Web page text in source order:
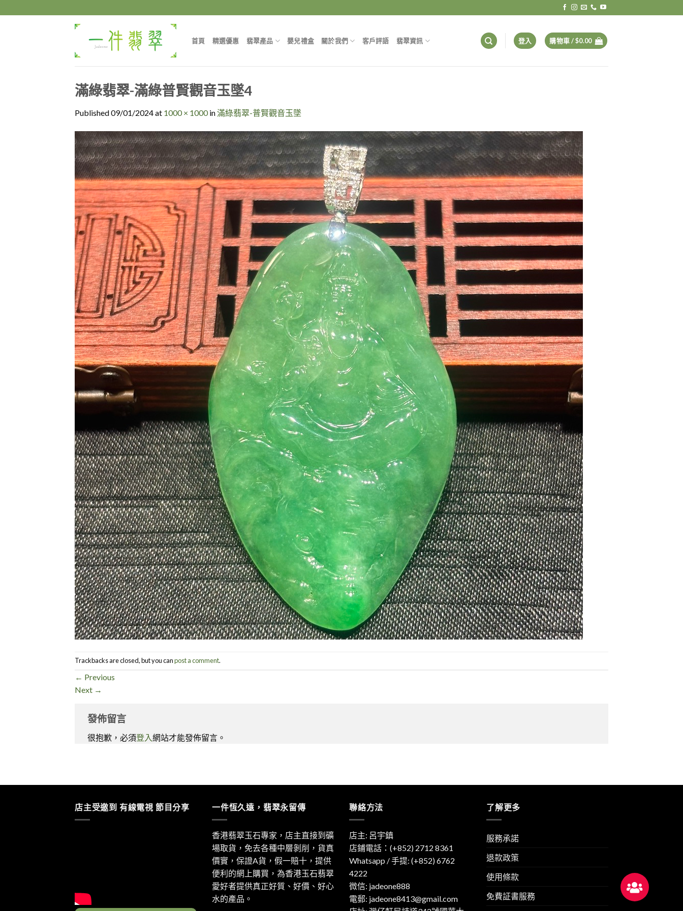
to
首頁 精選優惠 翡翠產品 嬰兒禮盒 關於我們 客戶評語 翡翠資訊 登入 購物車 /$0.00
滿綠翡翠-滿綠普賢觀音玉墜4
Published09/01/2024at 1000 × 1000in滿綠翡翠-普賢觀音玉墜
Trackbacks are closed, but you canpost a comment.
← Previous
Next →
發佈留言
很抱歉，必須登入網站才能發佈留言。
店主受邀到 有線電視 節目分享 一件恆久遠，翡翠永留傳
香港翡翠玉石專家，店主直接到礦
場取貨，免去各種中層剝削，貨真
價實，保證A貨，假一賠十，提供
便利的網上購買，為香港玉石翡翠
愛好者提供真正好質、好價、好心
水的產品。
聯絡方法
店主: 呂宇鎮
店鋪電話：(+852) 2712 8361
Whatsapp / 手提: (+852) 6762
4222
微信: jadeone888
電郵: jadeone8413@gmail.com
了解更多
服務承諾
退款政策
使用條款
免費証書服務